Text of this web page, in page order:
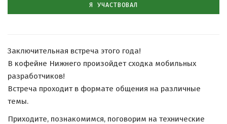
Я УЧАСТВОВАЛ
Заключительная встреча этого года!
В кофейне Нижнего произойдет сходка мобильных
разработчиков!
Встреча проходит в формате общения на различные
темы.
Приходите, познакомимся, поговорим на технические